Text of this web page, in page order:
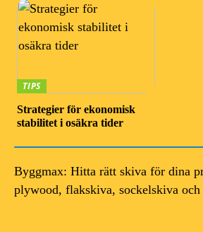
TIPS
Strategier för ekonomisk
stabilitet i osäkra tider
Byggmax: Hitta rätt skiva för dina
plywood, flakskiva, sockelskiva